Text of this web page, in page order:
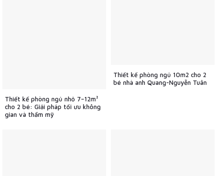
Thiết kế phòng ngủ nhỏ 7–12m²
cho 2 bé: Giải pháp tối ưu không
gian và thẩm mỹ
Thiết kế phòng ngủ 10m2 cho 2
bé nhà anh Quang-Nguyễn Tuân